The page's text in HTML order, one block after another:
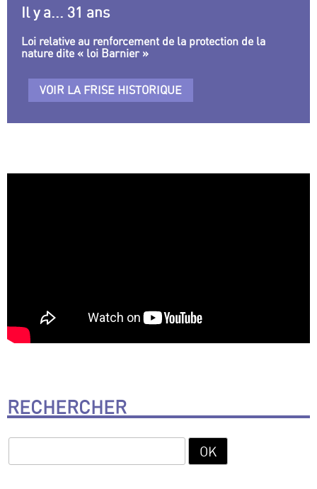
Il y a... 31 ans
Loi relative au renforcement de la protection de la
nature dite « loi Barnier »
VOIR LA FRISE HISTORIQUE
RECHERCHER